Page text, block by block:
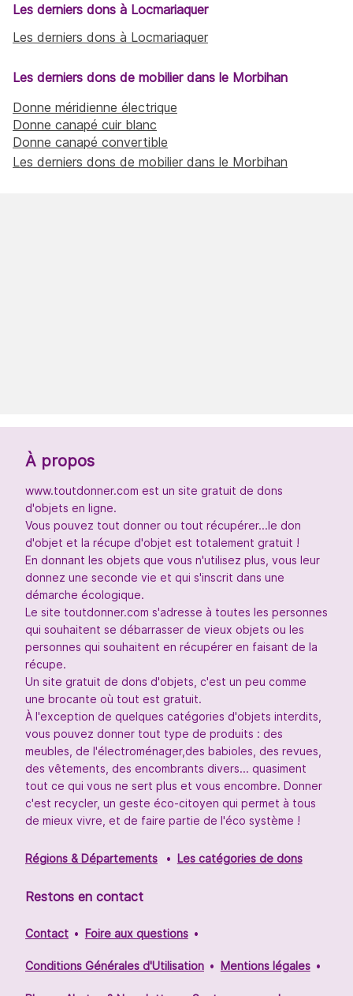
Les derniers dons à Locmariaquer
Les derniers dons à Locmariaquer
Les derniers dons de mobilier dans le Morbihan
Donne méridienne électrique
Donne canapé cuir blanc
Donne canapé convertible
Les derniers dons de mobilier dans le Morbihan
À propos
www.toutdonner.com est un site gratuit de dons
d'objets en ligne.
Vous pouvez tout donner ou tout récupérer...le don
d'objet et la récupe d'objet est totalement gratuit !
En donnant les objets que vous n'utilisez plus, vous leur
donnez une seconde vie et qui s'inscrit dans une
démarche écologique.
Le site toutdonner.com s'adresse à toutes les personnes
qui souhaitent se débarrasser de vieux objets ou les
personnes qui souhaitent en récupérer en faisant de la
récupe.
Un site gratuit de dons d'objets, c'est un peu comme
une brocante où tout est gratuit.
À l'exception de quelques catégories d'objets interdits,
vous pouvez donner tout type de produits : des
meubles, de l'électroménager,des babioles, des revues,
des vêtements, des encombrants divers... quasiment
tout ce qui vous ne sert plus et vous encombre. Donner
c'est recycler, un geste éco-citoyen qui permet à tous
de mieux vivre, et de faire partie de l'éco système !
Régions & Départements Les catégories de dons
Restons en contact
Contact Foire aux questions
Conditions Générales d'Utilisation Mentions légales